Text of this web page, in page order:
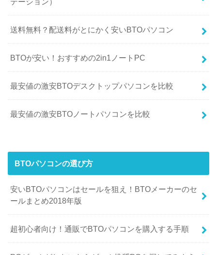
送料無料？配送料がとにかく安いBTOパソコン
BTOが安い！おすすめの2in1ノートPC
最安値の激安BTOデスクトップパソコンを比較
最安値の激安BTOノートパソコンを比較
BTOパソコンの選び方
安いBTOパソコンはセールを狙え！BTOメーカーのセ
ールまとめ2018年版
超初心者向け！通販でBTOパソコンを購入する手順